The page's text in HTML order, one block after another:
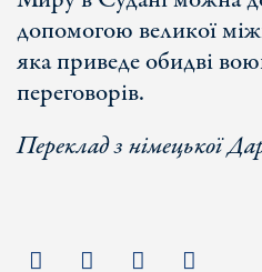
допомогою великої
яка приведе обидві
переговорів.
Переклад з німецької